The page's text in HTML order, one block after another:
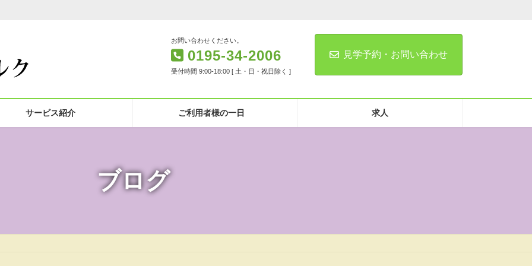
お問い合わせください。
0195-34-2006
受付時間 9:00-18:00 [ 土・日・祝日除く ]
見学予約・お問い合わせ
サービス紹介 ご利用者様の一日 求人
ブログ